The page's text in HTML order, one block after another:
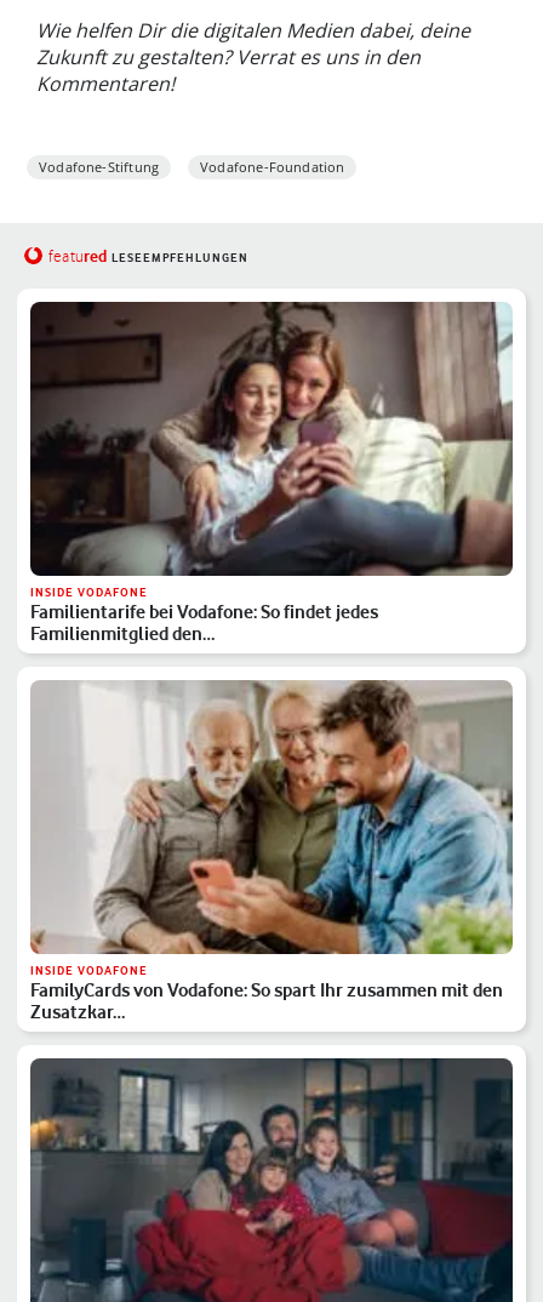
Wie helfen Dir die digitalen Medien dabei, deine
Zukunft zu gestalten? Verrat es uns in den
Kommentaren!
Vodafone-Stiftung Vodafone-Foundation
featured LESEEMPFEHLUNGEN
INSIDE VODAFONE
Familientarife bei Vodafone: So findet jedes
Familienmitglied den…
INSIDE VODAFONE
FamilyCards von Vodafone: So spart Ihr zusammen mit den
Zusatzkar…